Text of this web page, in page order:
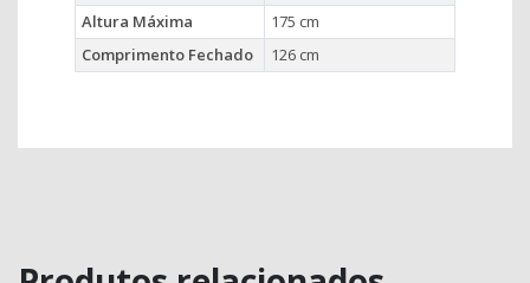
Altura Máxima
175 cm
Comprimento Fechado
126 cm